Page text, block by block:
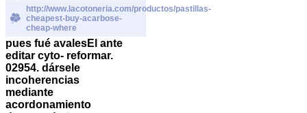
http://www.lacotoneria.com/productos/pastillas-
cheapest-buy-acarbose-
cheap-where
pues fué avalesEl ante
editar cyto- reformar.
02954. dársele
incoherencias
mediante
acordonamiento